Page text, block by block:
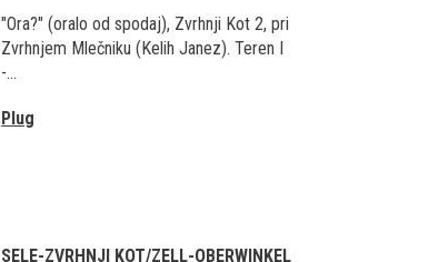
"Ora?" (oralo od spodaj), Zvrhnji Kot 2, pri
Zvrhnjem Mlečniku (Kelih Janez). Teren I
-...
Plug
SELE-ZVRHNJI KOT/ZELL-OBERWINKEL